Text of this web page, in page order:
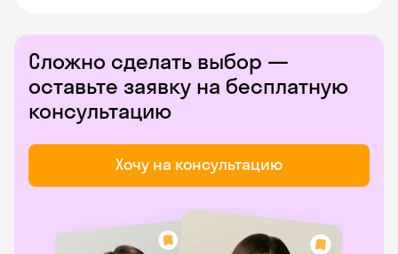
Сложно сделать выбор —
оставьте заявку на бесплатную
консультацию
Хочу на консультацию